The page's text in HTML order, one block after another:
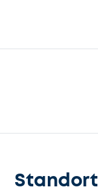
Standort